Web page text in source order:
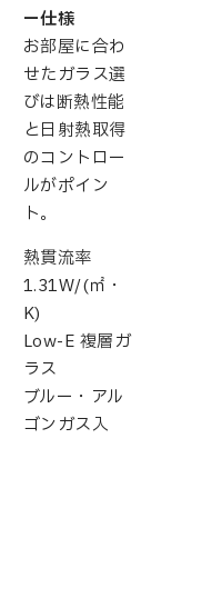
ー仕様
お部屋に合わ
せたガラス選
びは断熱性能
と日射熱取得
のコントロー
ルがポイン
ト。
熱貫流率
1.31W/(㎡・
K)
Low-E 複層ガ
ラス
ブルー・アル
ゴンガス入